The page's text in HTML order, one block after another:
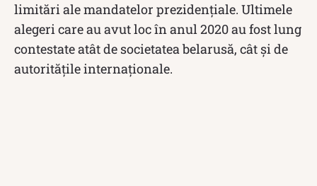
limitări ale mandatelor prezidențiale. Ultimele
alegeri care au avut loc în anul 2020 au fost lung
contestate atât de societatea belarusă, cât și de
autoritățile internaționale.